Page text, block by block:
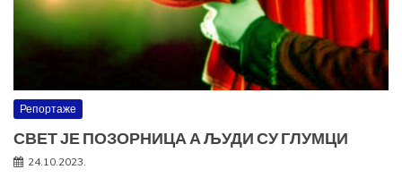
Репортаже
СВЕТ ЈЕ ПОЗОРНИЦА А ЉУДИ СУ ГЛУМЦИ
24.10.2023.